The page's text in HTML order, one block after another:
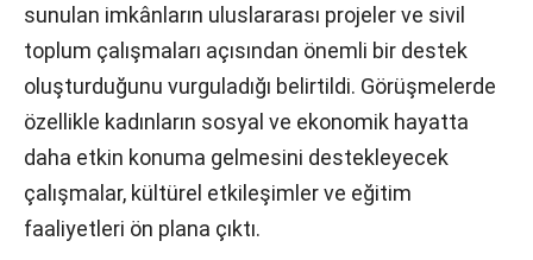
sunulan imkânların uluslararası projeler ve sivil
toplum çalışmaları açısından önemli bir destek
oluşturduğunu vurguladığı belirtildi. Görüşmelerde
özellikle kadınların sosyal ve ekonomik hayatta
daha etkin konuma gelmesini destekleyecek
çalışmalar, kültürel etkileşimler ve eğitim
faaliyetleri ön plana çıktı.